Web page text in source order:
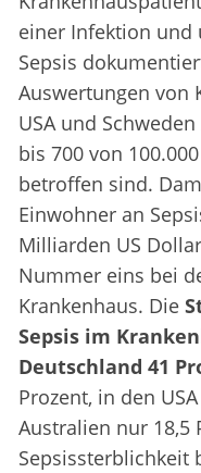
einer Infektion und
Sepsis
Auswertungen von
USA und
bis 700 von
betroffen sind.
Einwohner an
Milliarden US
Nummer eins bei
Krankenhaus. Die
Sepsis im
Deutschland 41
Prozent, in den
Australien nur 18,5
Sepsissterblichkeit